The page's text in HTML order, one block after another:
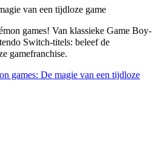
van een tijdloze game
games! Van klassieke Game Boy-
Switch-titels: beleef de
gamefranchise.
games: De magie van een tijdloze